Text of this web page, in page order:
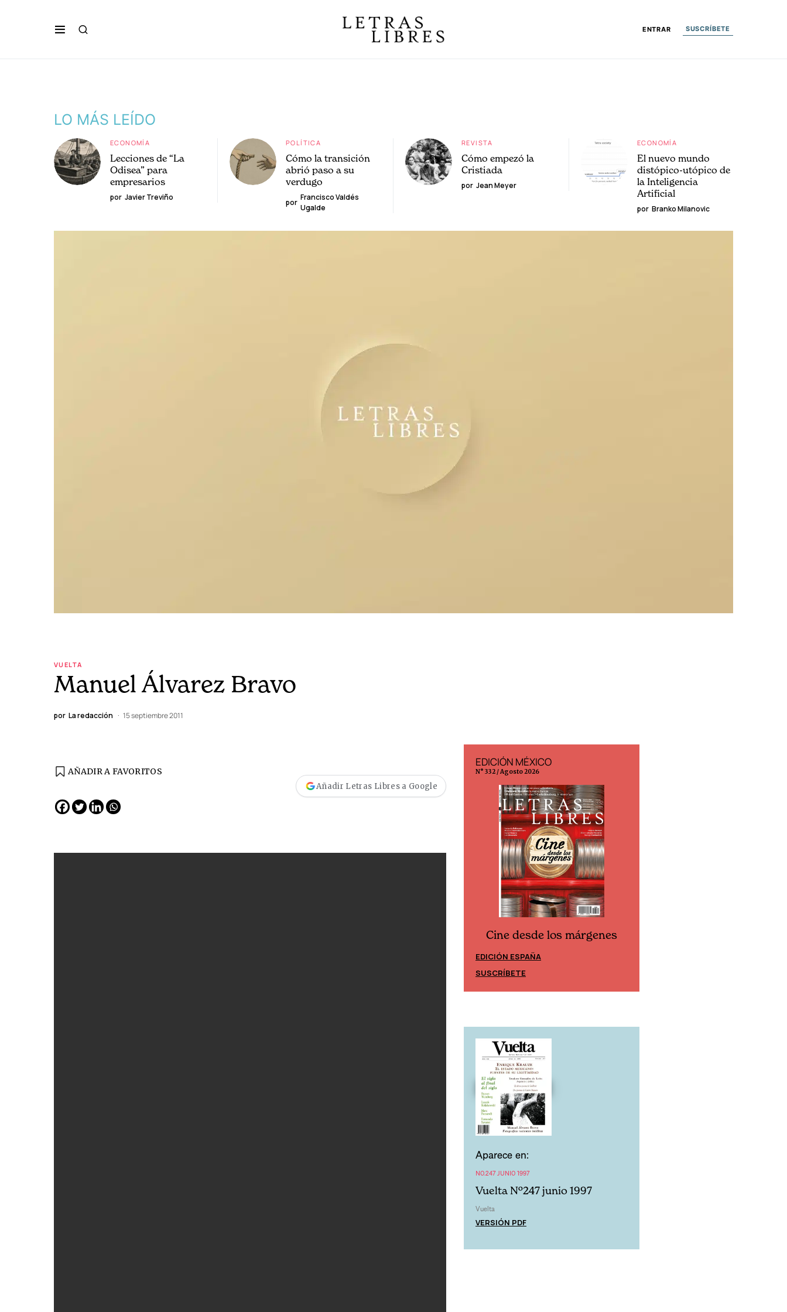
ENTRAR SUSCRÍBETE
LO MÁS LEÍDO
ECONOMÍA
Lecciones de “La
Odisea” para
empresarios
por Javier Treviño
POLÍTICA
Cómo la transición
abrió paso a su
verdugo
por
Francisco Valdés
Ugalde
REVISTA
Cómo empezó la
Cristiada
por Jean Meyer
ECONOMÍA
El nuevo mundo
distópico-utópico de
la Inteligencia
Artificial
por Branko Milanovic
VUELTA
Manuel Álvarez Bravo
por La redacción 15 septiembre 2011
AÑADIR A FAVORITOS
Añadir Letras Libres a Google
EDICIÓN MÉXICO
N° 332 / Agosto 2026
Cine desde los márgenes
EDICIÓN ESPAÑA
SUSCRÍBETE
Aparece en:
NO.247 JUNIO 1997
Vuelta Nº247 junio 1997
Vuelta
VERSIÓN PDF